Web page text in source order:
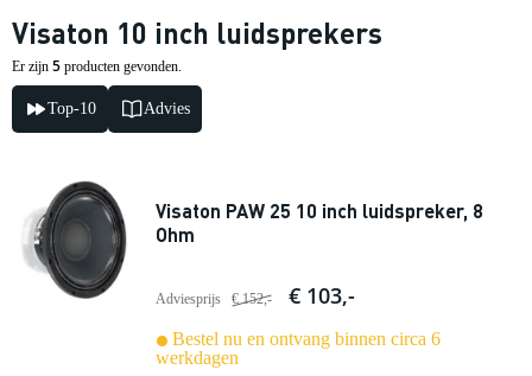
Visaton 10 inch luidsprekers
Er zijn 5 producten gevonden.
Top-10 Advies
Visaton PAW 25 10 inch luidspreker, 8
Ohm
Adviesprijs € 152,- € 103,-
Bestel nu en ontvang binnen circa 6
werkdagen